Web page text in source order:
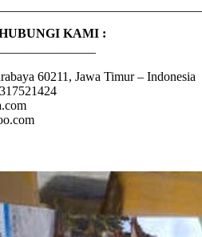
KAMI :
60211, Jawa Timur – Indonesia